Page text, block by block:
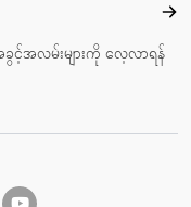
အလု
အလမ်းများကို လေ့လာရန်
youtube